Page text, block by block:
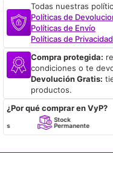
Todas nuestras
Políticas de
Políticas de Envío
Políticas de Privacidad
Compra protegida:
condiciones o te
Devolución Gratis:
productos.
¿Por qué comprar en VyP?
Stock
Permanente